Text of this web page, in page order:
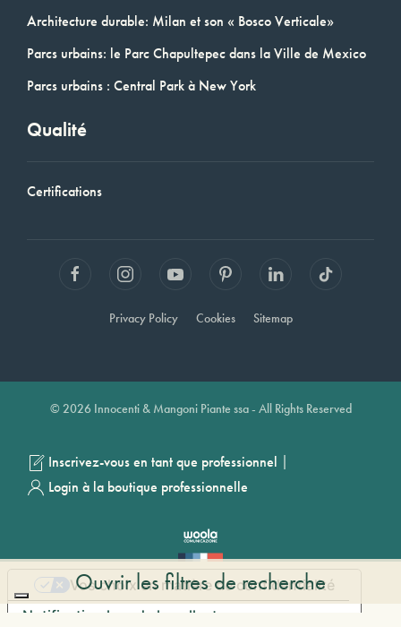
Ouvrir les filtres de recherche
Architecture durable: Milan et son « Bosco Verticale»
Parcs urbains: le Parc Chapultepec dans la Ville de Mexico
Parcs urbains : Central Park à New York
Qualité
Certifications
Privacy Policy Cookies Sitemap
© 2026 Innocenti & Mangoni Piante ssa - All Rights Reserved
Inscrivez-vous en tant que professionnel |
Login à la boutique professionnelle
Notification lors de la collecte
Vos choix en matière de confidentialité